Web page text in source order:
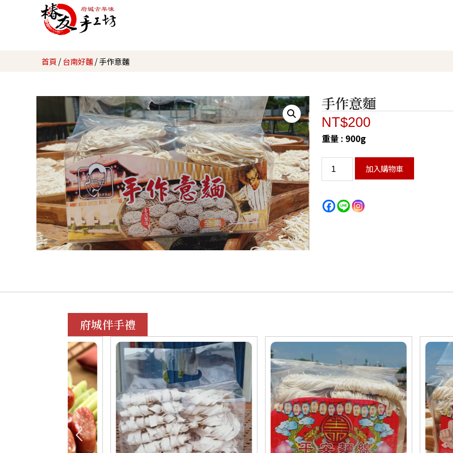
首頁 /台南好麵/ 手作意麵
手作意麵
NT$200
重量 : 900g
加入購物車
府城伴手禮